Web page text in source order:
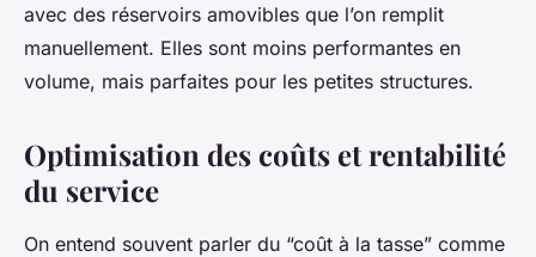
avec des réservoirs amovibles que l’on remplit
manuellement. Elles sont moins performantes en
volume, mais parfaites pour les petites structures.
Optimisation des coûts et rentabilité
du service
On entend souvent parler du “coût à la tasse” comme